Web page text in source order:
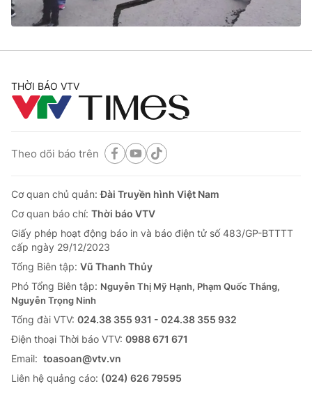
Câu chuyện quốc tế
Thị trường
Góc doanh nghiệp
Dữ liệu và đời sống
Truyền hình
Phim VTV
Hậu trường
Giải sao mai
Giải trí
Điện ảnh
Âm nhạc
Du lịch
Làm đẹp
Chất lượng cuộc sống
Tuyển sinh
Học trực tuyến
Công nghệ
Hitech Công nghệ tương lai
Sản phẩm
Thị trường
Tư vấn
Giao lưu trực tuyến
Lịch phát sóng
Chuyên mục khác
Emagazine Podcast
THỜI BÁO VTV
Theo dõi báo trên
Cơ quan chủ quản:Đài Truyền hình Việt Nam
Cơ quan báo chí: Thời báo VTV
Giấy phép hoạt động báo in và báo điện tử số 483/GP-BTTTT
cấp ngày 29/12/2023
Tổng Biên tập: Vũ Thanh Thủy
Phó Tổng Biên tập: Nguyễn Thị Mỹ Hạnh, Phạm Quốc Thắng,
Nguyễn Trọng Ninh
Tổng đài VTV: 024.38 355 931 - 024.38 355 932
Ðiện thoại Thời báo VTV: 0988 671 671
Email: toasoan@vtv.vn
Liên hệ quảng cáo: (024) 626 79595